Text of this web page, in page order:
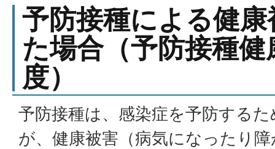
予防接種による健
た場合（予防接種
度）
予防接種は、感染症を予防する
が、健康被害（病気になったり